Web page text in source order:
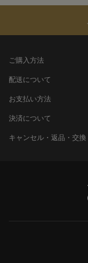
ご購入方法
配送について
お支払い方法
決済について
キャンセル・返品・交換